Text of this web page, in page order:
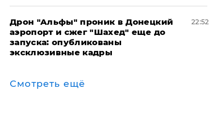
Дрон "Альфы" проник в Донецкий
аэропорт и сжег "Шахед" еще до
запуска: опубликованы
эксклюзивные кадры
22:52
Смотреть ещё